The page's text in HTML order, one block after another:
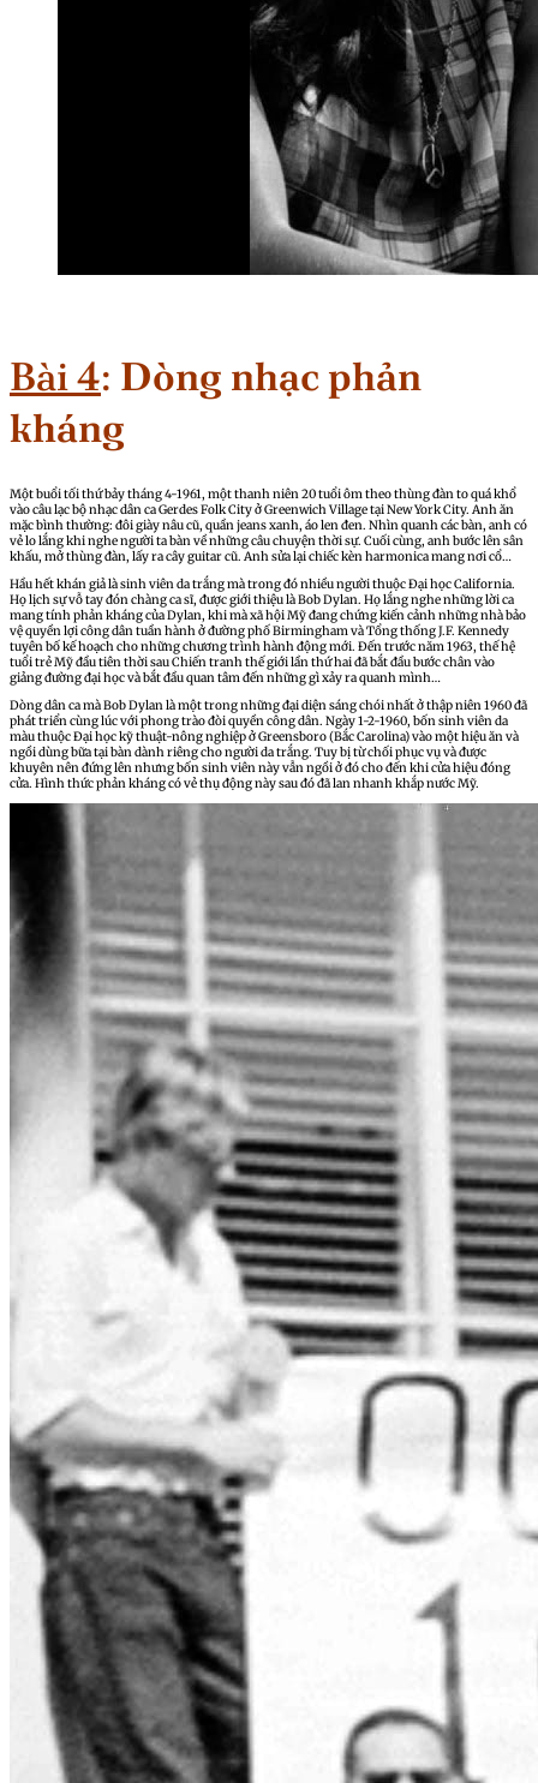
Bài 4: Dòng nhạc phản
kháng
Một buổi tối thứ bảy tháng 4-1961, một thanh niên 20 tuổi ôm theo thùng đàn to quá khổ
vào câu lạc bộ nhạc dân ca Gerdes Folk City ở Greenwich Village tại New York City. Anh ăn
mặc bình thường: đôi giày nâu cũ, quần jeans xanh, áo len đen. Nhìn quanh các bàn, anh có
vẻ lo lắng khi nghe người ta bàn về những câu chuyện thời sự. Cuối cùng, anh bước lên sân
khấu, mở thùng đàn, lấy ra cây guitar cũ. Anh sửa lại chiếc kèn harmonica mang nơi cổ…
Hầu hết khán giả là sinh viên da trắng mà trong đó nhiều người thuộc Đại học California.
Họ lịch sự vỗ tay đón chàng ca sĩ, được giới thiệu là Bob Dylan. Họ lắng nghe những lời ca
mang tính phản kháng của Dylan, khi mà xã hội Mỹ đang chứng kiến cảnh những nhà bảo
vệ quyền lợi công dân tuần hành ở đường phố Birmingham và Tổng thống J.F. Kennedy
tuyên bố kế hoạch cho những chương trình hành động mới. Đến trước năm 1963, thế hệ
tuổi trẻ Mỹ đầu tiên thời sau Chiến tranh thế giới lần thứ hai đã bắt đầu bước chân vào
giảng đường đại học và bắt đầu quan tâm đến những gì xảy ra quanh mình…
Dòng dân ca mà Bob Dylan là một trong những đại diện sáng chói nhất ở thập niên 1960 đã
phát triển cùng lúc với phong trào đòi quyền công dân. Ngày 1-2-1960, bốn sinh viên da
màu thuộc Đại học kỹ thuật-nông nghiệp ở Greensboro (Bắc Carolina) vào một hiệu ăn và
ngồi dùng bữa tại bàn dành riêng cho người da trắng. Tuy bị từ chối phục vụ và được
khuyên nên đứng lên nhưng bốn sinh viên này vẫn ngồi ở đó cho đến khi cửa hiệu đóng
cửa. Hình thức phản kháng có vẻ thụ động này sau đó đã lan nhanh khắp nước Mỹ.